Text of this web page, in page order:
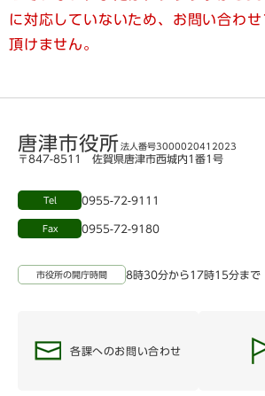
に対応していないため、お問い合わ
頂けません。
唐津市役所 法人番号3000020412023
〒847-8511 佐賀県唐津市西城内1番1号
Tel 0955-72-9111
Fax 0955-72-9180
市役所の開庁時間 8時30分から17時15分まで
各課へのお問い合わせ